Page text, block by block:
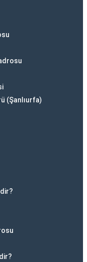
(Şanlıurfa)